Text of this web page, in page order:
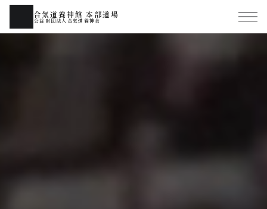
合気道養神館 本部道場
公益財団法人合気道養神会